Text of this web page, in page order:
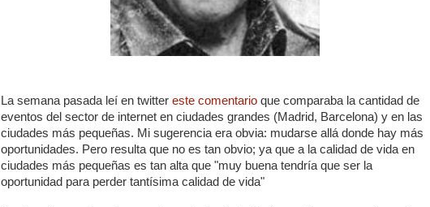
La semana pasada leí en twitter este comentario que comparaba la cantidad de
eventos del sector de internet en ciudades grandes (Madrid, Barcelona) y en las
ciudades más pequeñas. Mi sugerencia era obvia: mudarse allá donde hay más
oportunidades. Pero resulta que no es tan obvio; ya que a la calidad de vida en
ciudades más pequeñas es tan alta que "muy buena tendría que ser la
oportunidad para perder tantísima calidad de vida"